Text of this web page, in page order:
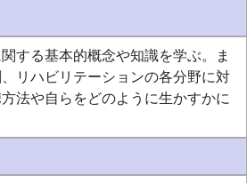
する基本的概念や知識を学ぶ。ま
リハビリテーションの各分野に対
法や自らをどのように生かすかに